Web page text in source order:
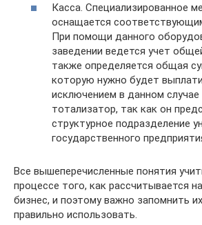
Касса. Специализированное
оснащается
При помощи данного
заведении ведется учет
также определяется общая
которую нужно будет
исключением в данном случае
тотализатор, так как он
структурное подразделение
государственного
Все вышеперечисленные понятия
процессе того, как рассчитывается
бизнес, и поэтому важно запомнить
правильно использовать.